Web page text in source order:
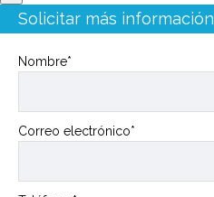
Solicitar más información
Nombre*
Correo electrónico*